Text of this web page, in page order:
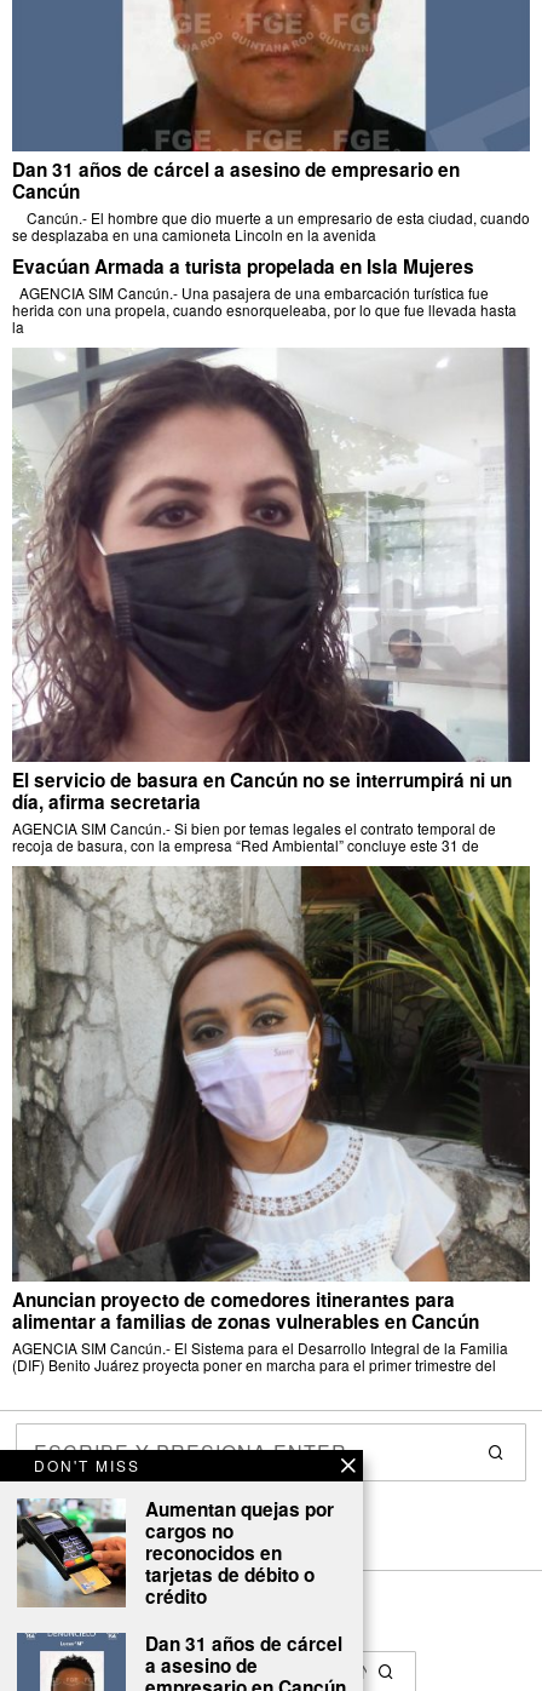
Dan 31 años de cárcel a asesino de empresario en
Cancún
Cancún.- El hombre que dio muerte a un empresario de esta ciudad, cuando
se desplazaba en una camioneta Lincoln en la avenida
Evacúan Armada a turista propelada en Isla Mujeres
AGENCIA SIM Cancún.- Una pasajera de una embarcación turística fue
herida con una propela, cuando esnorqueleaba, por lo que fue llevada hasta
la
El servicio de basura en Cancún no se interrumpirá ni un
día, afirma secretaria
AGENCIA SIM Cancún.- Si bien por temas legales el contrato temporal de
recoja de basura, con la empresa “Red Ambiental” concluye este 31 de
Anuncian proyecto de comedores itinerantes para
alimentar a familias de zonas vulnerables en Cancún
AGENCIA SIM Cancún.- El Sistema para el Desarrollo Integral de la Familia
(DIF) Benito Juárez proyecta poner en marcha para el primer trimestre del
DON'T MISS
Aumentan quejas por
cargos no
reconocidos en
tarjetas de débito o
crédito
Dan 31 años de cárcel
a asesino de